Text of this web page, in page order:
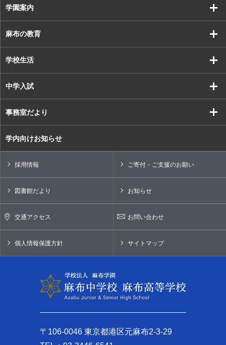
学園案内
麻布の教育
学校生活
中学入試
事務室だより
学内向けお知らせ
採用情報 ご寄付・ご支援のお願い
図書館だより お知らせ
交通アクセス お問い合わせ
個人情報保護方針 サイトマップ
〒106-0046 東京都港区元麻布2-3-29